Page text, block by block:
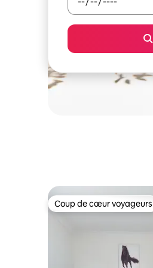
Coup de cœur voyageurs
Coup de cœur voyageurs